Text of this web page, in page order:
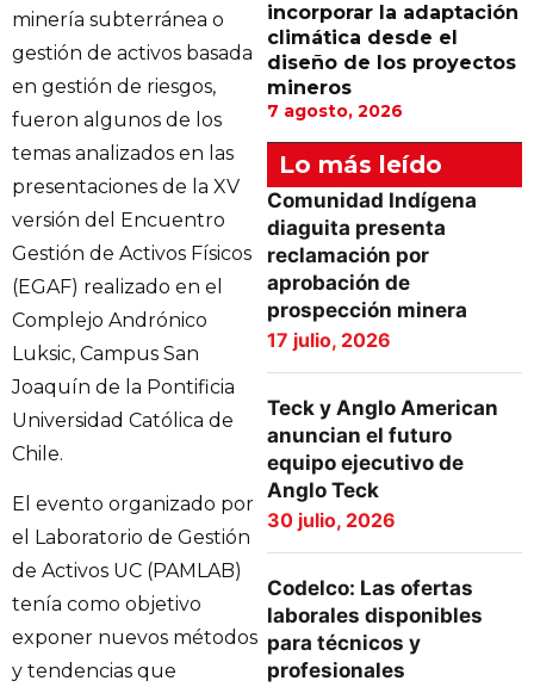
minería subterránea o
gestión de activos basada
en gestión de riesgos,
fueron algunos de los
temas analizados en las
presentaciones de la XV
versión del Encuentro
Gestión de Activos Físicos
(EGAF) realizado en el
Complejo Andrónico
Luksic, Campus San
Joaquín de la Pontificia
Universidad Católica de
Chile.
El evento organizado por
el Laboratorio de Gestión
de Activos UC (PAMLAB)
tenía como objetivo
exponer nuevos métodos
y tendencias que
incorporar la adaptación
climática desde el
diseño de los proyectos
mineros
7 agosto, 2026
Lo más leído
Comunidad Indígena
diaguita presenta
reclamación por
aprobación de
prospección minera
17 julio, 2026
Teck y Anglo American
anuncian el futuro
equipo ejecutivo de
Anglo Teck
30 julio, 2026
Codelco: Las ofertas
laborales disponibles
para técnicos y
profesionales